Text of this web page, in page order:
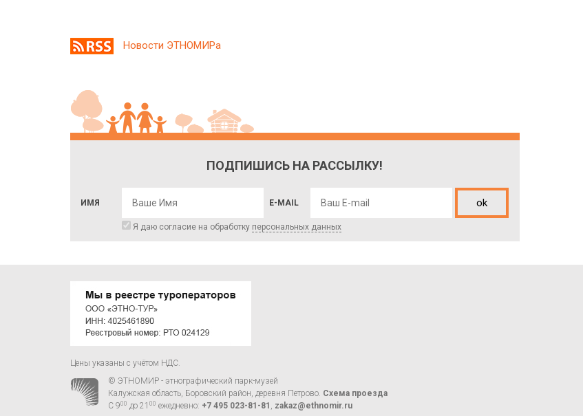
Новости ЭТНОМИРа
ПОДПИШИСЬ НА РАССЫЛКУ!
ИМЯ E-MAIL ok
Я даю согласие на обработку персональных данных
Цены указаны с учётом НДС.
© ЭТНОМИР - этнографический парк-музей
Калужская область, Боровский район, деревня Петрово. Схема проезда
С 900 до 21 00 ежедневно: +7 495 023-81-81 , zakaz@ethnomir.ru